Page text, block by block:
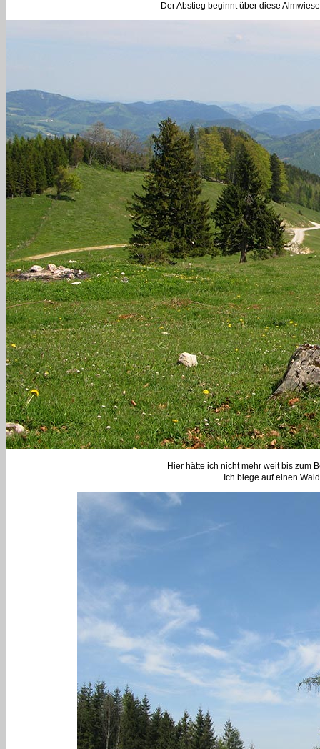
Der Abstieg beginnt über diese
Hier hätte ich nicht mehr weit bis zum
Ich biege auf einen